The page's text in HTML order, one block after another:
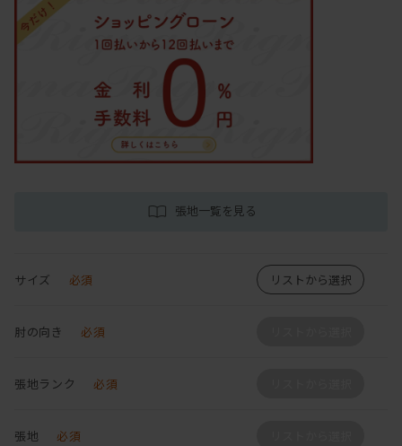
張地一覧を見る
サイズ 必須 リストから選択
肘の向き 必須
張地ランク 必須
張地 必須